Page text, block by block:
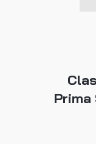
Prima